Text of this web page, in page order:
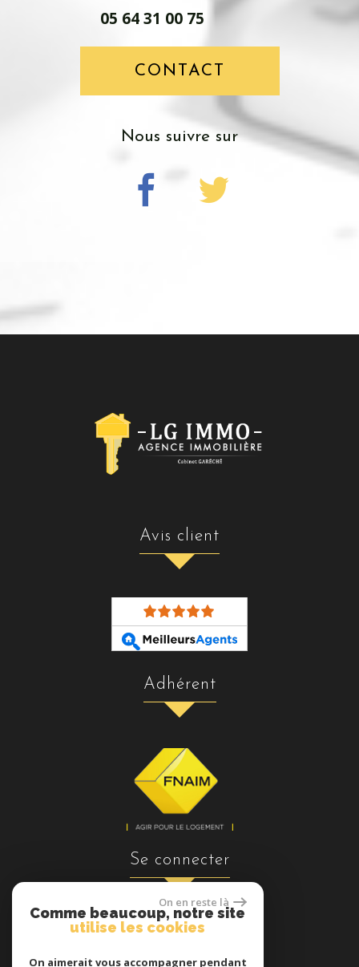
05 64 31 00 75
CONTACT
nous suivre sur
avis client
adhérent
se connecter
On en reste là
Comme beaucoup, notre site
utilise les cookies
On aimerait vous accompagner pendant